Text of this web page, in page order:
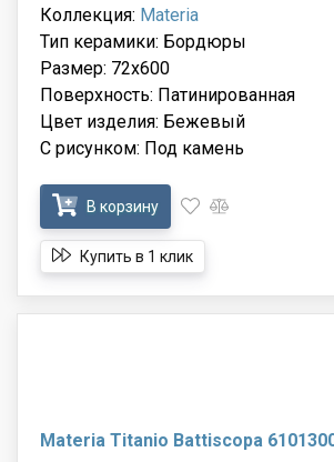
Коллекция: Materia
Тип керамики: Бордюры
Размер: 72x600
Поверхность: Патинированная
Цвет изделия: Бежевый
С рисунком: Под камень
В корзину
Купить в 1 клик
Materia Titanio Battiscopa